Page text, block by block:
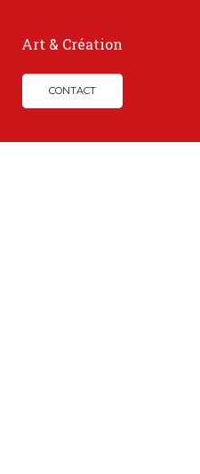
Art & Création
CONTACT